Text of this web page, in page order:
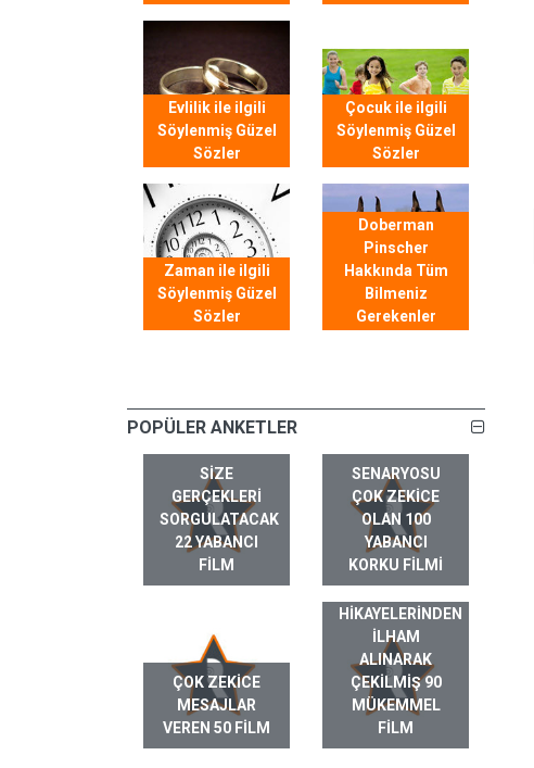
Evlilik ile ilgili
Söylenmiş Güzel
Sözler
Çocuk ile ilgili
Söylenmiş Güzel
Sözler
Zaman ile ilgili
Söylenmiş Güzel
Sözler
Doberman
Pinscher
Hakkında Tüm
Bilmeniz
Gerekenler
POPÜLER ANKETLER
SIZE
GERÇEKLERI
SORGULATACAK
22 YABANCI
FILM
SENARYOSU
ÇOK ZEKICE
OLAN 100
YABANCI
KORKU FILMI
ÇOK ZEKICE
MESAJLAR
VEREN 50 FILM
GERÇEK HAYAT
HIKAYELERINDEN
ILHAM
ALINARAK
ÇEKILMIŞ 90
MÜKEMMEL
FILM